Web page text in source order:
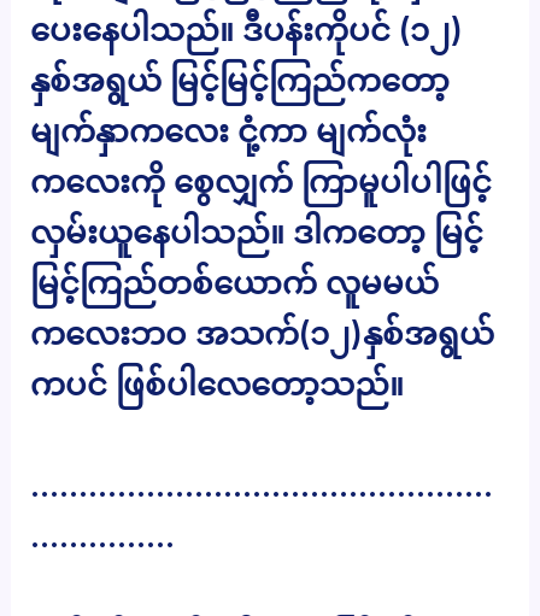
ပေးနေပါသည်။ ဒီပန်းကိုပင် (၁၂)
နှစ်အရွယ် မြင့်မြင့်ကြည်ကတော့
မျက်နှာကလေး ငုံ့ကာ မျက်လုံး
ကလေးကို စွေလျှက် ကြာမူပါပါဖြင့်
လှမ်းယူနေပါသည်။ ဒါကတော့ မြင့်
မြင့်ကြည်တစ်ယောက် လူမမယ်
ကလေးဘဝ အသက်(၁၂)နှစ်အရွယ်
ကပင် ဖြစ်ပါလေတော့သည်။
…………………………………………
……………